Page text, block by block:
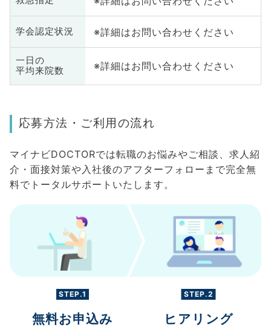
学会認定状況 ※詳細はお問い合わせください
一日の
平均来院数
※詳細はお問い合わせください
応募方法・ご利用の流れ
マイナビDOCTORでは転職のお悩みやご相談、求人紹
介・面接対策や入社後のアフターフォローまで完全無
料でトータルサポートいたします。
STEP.1
無料お申込み
STEP.2
ヒアリング